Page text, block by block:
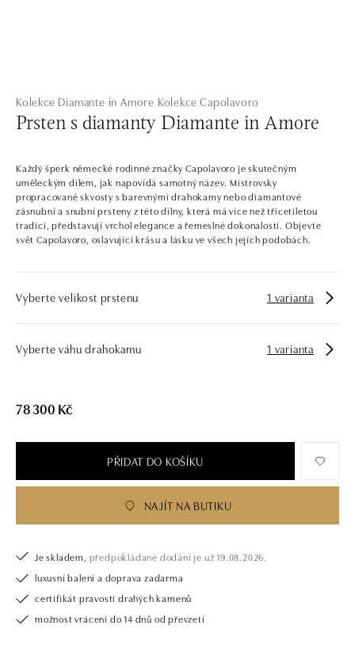
Kolekce Diamante in Amore Kolekce Capolavoro
Prsten s diamanty Diamante in Amore
Každý šperk německé rodinné značky Capolavoro je skutečným
uměleckým dílem, jak napovídá samotný název. Mistrovsky
propracované skvosty s barevnými drahokamy nebo diamantové
zásnubní a snubní prsteny z této dílny, která má více než třicetiletou
tradici, představují vrchol elegance a řemeslné dokonalosti. Objevte
svět Capolavoro, oslavující krásu a lásku ve všech jejích podobách.
Vyberte velikost prstenu 1 varianta
Vyberte váhu drahokamu 1 varianta
78 300 Kč
PŘIDAT DO KOŠÍKU
NAJÍT NA BUTIKU
Je skladem, předpokládané dodání je už 19.08.2026.
luxusní balení a doprava zadarma
certifikát pravosti drahých kamenů
možnost vrácení do 14 dnů od převzetí